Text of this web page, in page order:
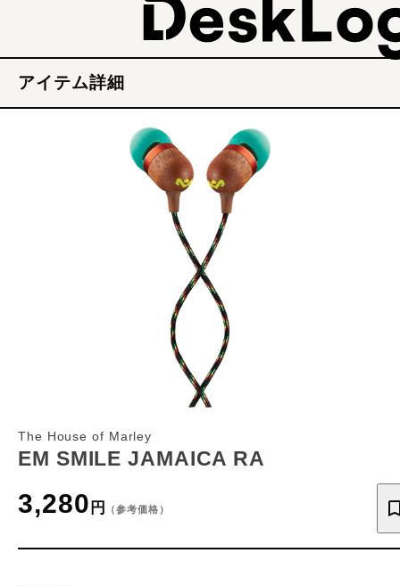
アイテム詳細
The House of Marley
EM SMILE JAMAICA RA
3,280 円 （参考価格）